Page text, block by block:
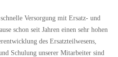
Versorgung mit Ersatz- und
schon seit Jahren einen sehr hohen
des Ersatzteilwesens,
Schulung unserer Mitarbeiter sind